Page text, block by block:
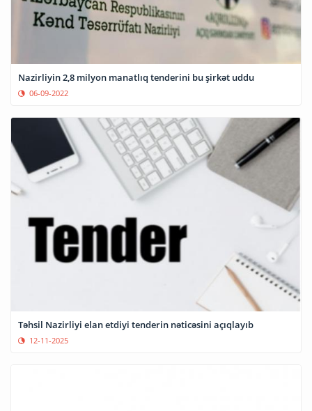
Nazirliyin 2,8 milyon manatlıq tenderini bu şirkət uddu
06-09-2022
Təhsil Nazirliyi elan etdiyi tenderin nəticəsini açıqlayıb
12-11-2025